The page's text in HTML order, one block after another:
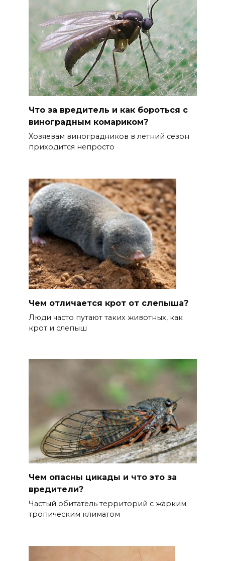
Что за вредитель и как бороться с
виноградным комариком?
Хозяевам виноградников в летний сезон
приходится непросто
Чем отличается крот от слепыша?
Люди часто путают таких животных, как
крот и слепыш
Чем опасны цикады и что это за
вредители?
Частый обитатель территорий с жарким
тропическим климатом